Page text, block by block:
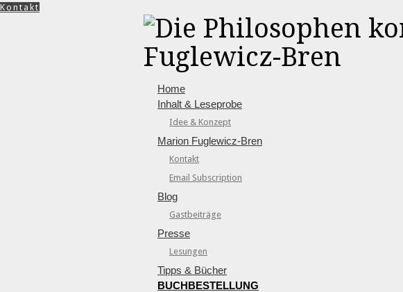
Kontakt
Home
Inhalt & Leseprobe
Idee & Konzept
Marion Fuglewicz-Bren
Kontakt
Email Subscription
Blog
Gastbeiträge
Presse
Lesungen
Tipps & Bücher
BUCHBESTELLUNG